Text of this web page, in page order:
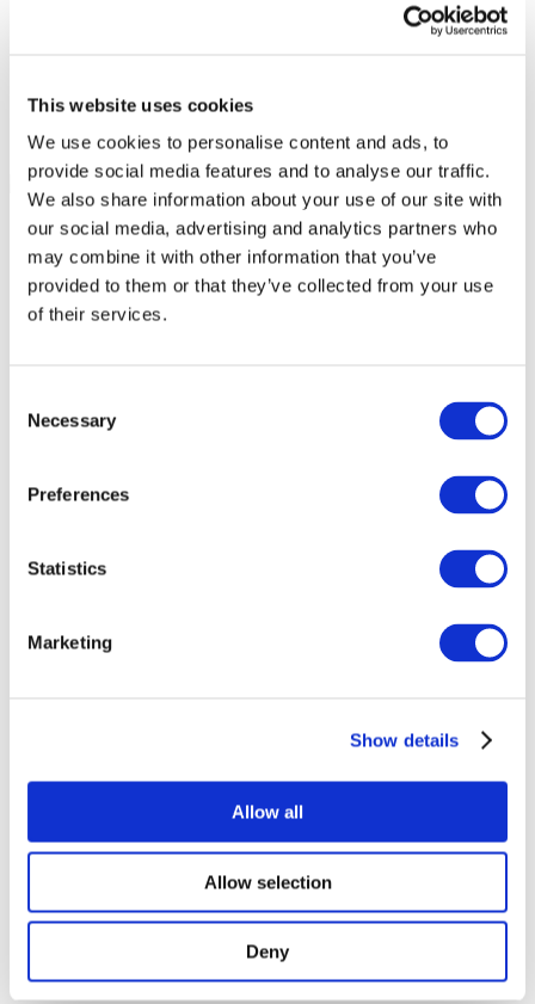
This website uses cookies
We use cookies to personalise content and ads, to
provide social media features and to analyse our traffic.
We also share information about your use of our site with
our social media, advertising and analytics partners who
may combine it with other information that you’ve
provided to them or that they’ve collected from your use
of their services.
Selection
Necessary
Preferences
Statistics
Marketing
Show details
Allow all
Allow selection
Deny
Alle
At vise
Klassisk musik
Rockmusik
Jazz og Blues
Israelsk musik
Folklore
Vores særlige tilbud